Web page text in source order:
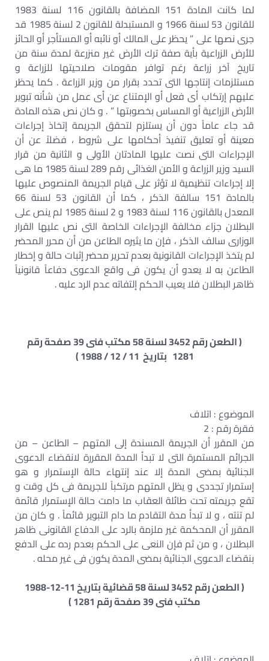
لما كانت المادة 151 المضافة بالقانون 116 لسنة 1983
للقانون 53 لسنة 1966 و المستبدلة للقانون 2 لسنة 1985 قد
جرى نصها على ” يحظر على المالك أو نائبه أو المستأجر أو الحائز
للأرض الزراعية بأية صفة ترك الأرض غير منزرعة لمدة سنة من
تاريخ آخر زراعة رغم توافر مقومات صلاحيتها للزراعة و
مستلزمات إنتاجها التى تحدد بقرار من وزير الزراعة . كما يحظر
عليهم إرتكاب أى فعل أو الإمتناع عن أى عمل من شأنه تبوير
الأرض الزراعية أو المساس بخصوبتها ” . و كان نص هذه المادة
قد جاء عاماً دون أن يستلزم لتحقق الجريمة إتخاذ إجراءات
معينة أو تعليق تنفيذ أحكامها على شروط ، فضلاً عن أن
الإجراءات التى نصت عليها المادتان الأولى و الثانية من قرار
السيد وزير الزراعة و الأمن الغذائى رقم 289 لسنة 1985 ما هى
إلا إجراءات تنظيمية لا تؤثر على قيام الجريمة المنصوص عليها
بالمادة 151 سالفة الذكر ، كما أن القانون 53 لسنة 66
المعدل بالقانون 116 لسنة 1983 و 2 لسنة 1985 لم ينص على
البطلان جزاء مخالفة الإجراءات الخاصة التى نص عليها القرار
الوزارى سالف الذكر ، فإن ما يثيره الطاعن من أن محرر المحضر
لم يتخذ الإجراءات القانونية بعدم تحرير محضر إثبات حالة و إخطار
الطاعن به لا يعدو أن يكون فى واقع الدعوى دفاعاً قانونياً
ظاهر البطلان فلا يعيب الحكم إلتفاته عدم الرد عليه .
( الطعن رقم 3452 لسنة 58 مكتب فنى 39 صفحة رقم
1281 بتاريخ 11 / 12 / 1988 )
الموضوع : اتلاف
فقرة رقم : 2
من المقرر أن الجريمة المسندة إلى المتهم – الطاعن – من
الجرائم المستمرة التى لا تبدأ المدة المقررة لانقضاء الدعوى
الجنائية بمضى المدة إلا عند إنتهاء حالة الإستمرار و هو
إستمرار تجددى و يظل المتهم مرتكباً للجريمة فى كل وقت و
تقع جريمته تحت طائلة العقاب ما دامت حالة الإستمرار قائمة
لم تنته ، و لا تبدأ مدة التقادم ما دام التبوير قائماً . و كان من
المقرر أن المحكمة غير ملزمة بالرد على الدفاع القانونى ظاهر
البطلان ، و من ثم فإن النعى على الحكم بعدم رده على الدفع
بنقضاء الدعوى الجنائية بمضى المدة يكون فى غير محله .
( الطعن رقم 3452 لسنة 58 قضائية بتاريخ 11-12-1988
مكتب فنى 39 صفحة رقم 1281 )